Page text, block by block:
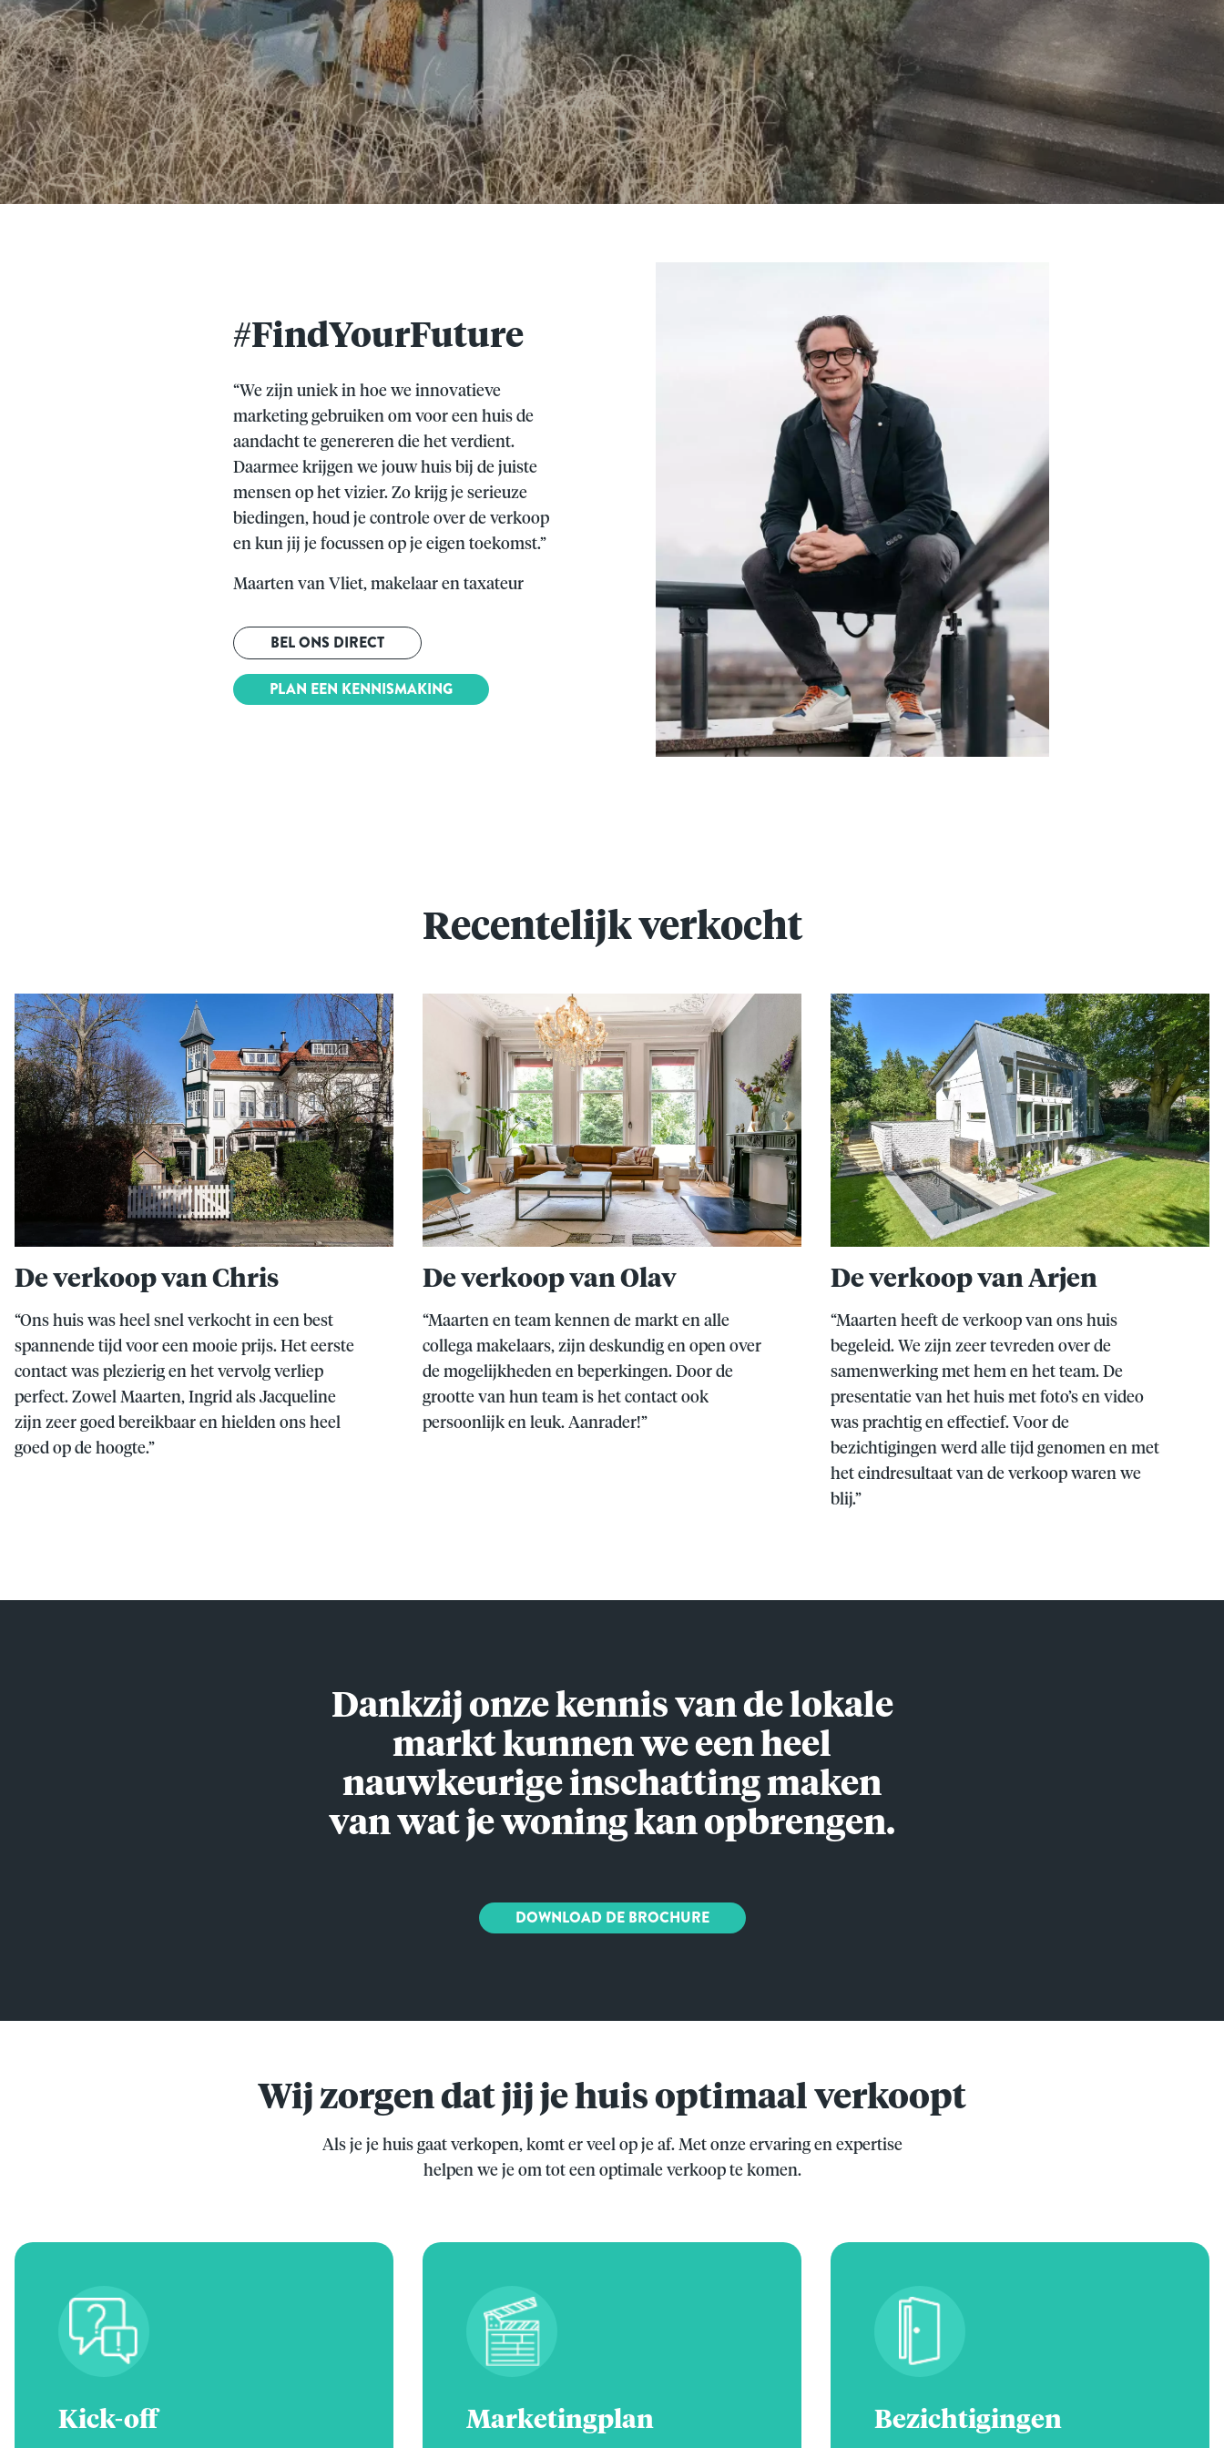
#FindYourFuture
“We zijn uniek in hoe we innovatieve
marketing gebruiken om voor een huis de
aandacht te genereren die het verdient.
Daarmee krijgen we jouw huis bij de juiste
mensen op het vizier. Zo krijg je serieuze
biedingen, houd je controle over de verkoop
en kun jij je focussen op je eigen toekomst.”
Maarten van Vliet, makelaar en taxateur
BEL ONS DIRECT
PLAN EEN KENNISMAKING
Recentelijk verkocht
De verkoop van Chris
“Ons huis was heel snel verkocht in een best
spannende tijd voor een mooie prijs. Het eerste
contact was plezierig en het vervolg verliep
perfect. Zowel Maarten, Ingrid als Jacqueline
zijn zeer goed bereikbaar en hielden ons heel
goed op de hoogte.”
De verkoop van Olav
“Maarten en team kennen de markt en alle
collega makelaars, zijn deskundig en open over
de mogelijkheden en beperkingen. Door de
grootte van hun team is het contact ook
persoonlijk en leuk. Aanrader!”
De verkoop van Arjen
“Maarten heeft de verkoop van ons huis
begeleid. We zijn zeer tevreden over de
samenwerking met hem en het team. De
presentatie van het huis met foto’s en video
was prachtig en effectief. Voor de
bezichtigingen werd alle tijd genomen en met
het eindresultaat van de verkoop waren we
blij.”
Dankzij onze kennis van de lokale
markt kunnen we een heel
nauwkeurige inschatting maken
van wat je woning kan opbrengen.
DOWNLOAD DE BROCHURE
Wij zorgen dat jij je huis optimaal verkoopt
Als je je huis gaat verkopen, komt er veel op je af. Met onze ervaring en expertise
helpen we je om tot een optimale verkoop te komen.
Kick-off Marketingplan Bezichtigingen